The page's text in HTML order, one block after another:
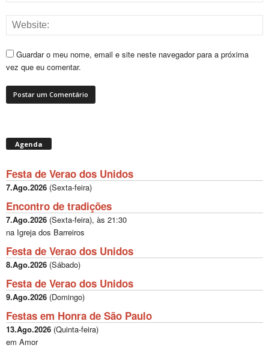
Guardar o meu nome, email e site neste navegador para a próxima
vez que eu comentar.
Agenda
Festa de Verao dos Unidos
7.Ago.2026 (Sexta-feira)
Encontro de tradições
7.Ago.2026 (Sexta-feira), às 21:30
na Igreja dos Barreiros
Festa de Verao dos Unidos
8.Ago.2026 (Sábado)
Festa de Verao dos Unidos
9.Ago.2026 (Domingo)
Festas em Honra de São Paulo
13.Ago.2026 (Quinta-feira)
em Amor